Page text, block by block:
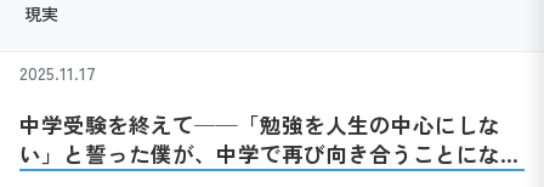
現実
2025.11.17
中学受験を終えて──「勉強を人生の中心にしな
い」と誓った僕が、中学で再び向き合うことになっ